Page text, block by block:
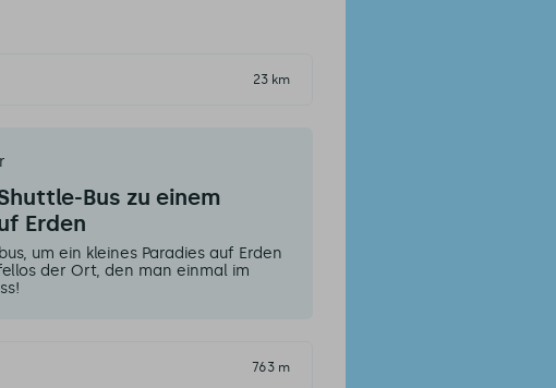
23 km
Bus zu einem
Erden
um ein kleines Paradies auf Erden
der Ort, den man einmal im
763 m